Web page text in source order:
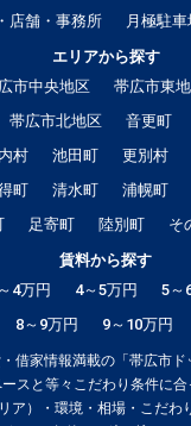
店舗・事務所
月極駐車
エリアから探す
市中央地区 帯広市東
帯広市北地区 音更町
村 池田町 更別村
町 清水町 浦幌町
足寄町 陸別町
そ
賃料から探す
4万円 4～5万円 5～
8～9万円 9～10万円
借家情報満載の「帯広市
スと等々こだわり条件に
ア）・環境・相場・こだわ